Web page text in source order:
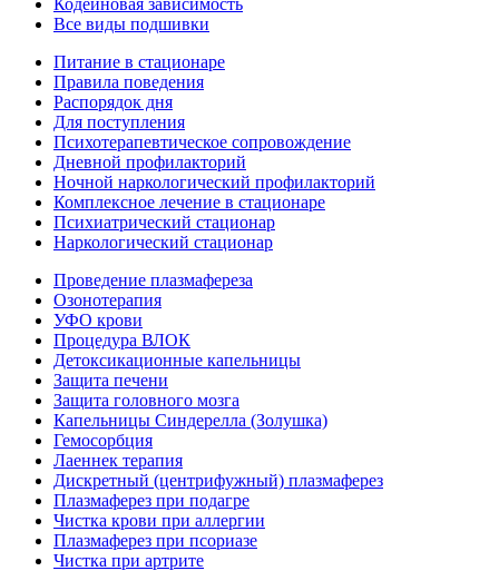
Кодеиновая зависимость
Все виды подшивки
Питание в стационаре
Правила поведения
Распорядок дня
Для поступления
Психотерапевтическое сопровождение
Дневной профилакторий
Ночной наркологический профилакторий
Комплексное лечение в стационаре
Психиатрический стационар
Наркологический стационар
Проведение плазмафереза
Озонотерапия
УФО крови
Процедура ВЛОК
Детоксикационные капельницы
Защита печени
Защита головного мозга
Капельницы Синдерелла (Золушка)
Гемосорбция
Лаеннек терапия
Дискретный (центрифужный) плазмаферез
Плазмаферез при подагре
Чистка крови при аллергии
Плазмаферез при псориазе
Чистка при артрите